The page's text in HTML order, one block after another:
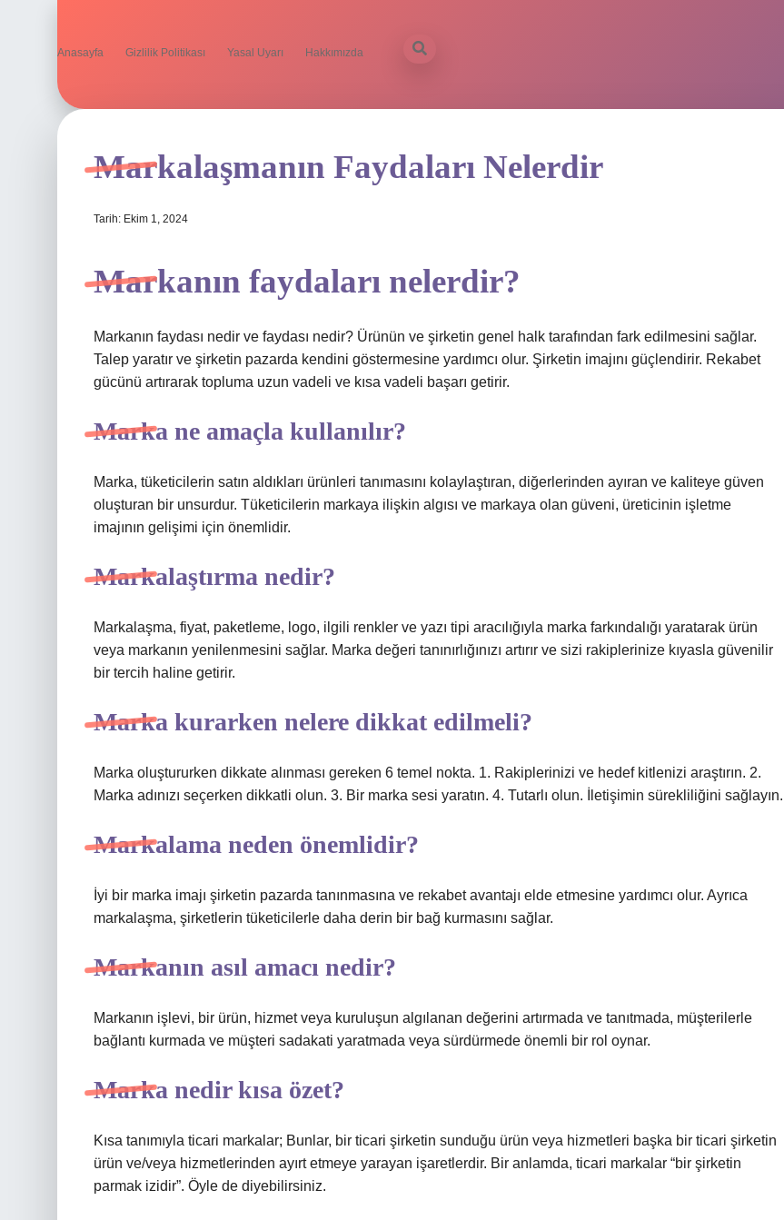
Anasayfa Gizlilik Politikası Yasal Uyarı Hakkımızda
Markalaşmanın Faydaları Nelerdir
Tarih: Ekim 1, 2024
Markanın faydaları nelerdir?
Markanın faydası nedir ve faydası nedir? Ürünün ve şirketin genel halk tarafından fark edilmesini sağlar.
Talep yaratır ve şirketin pazarda kendini göstermesine yardımcı olur. Şirketin imajını güçlendirir. Rekabet
gücünü artırarak topluma uzun vadeli ve kısa vadeli başarı getirir.
Marka ne amaçla kullanılır?
Marka, tüketicilerin satın aldıkları ürünleri tanımasını kolaylaştıran, diğerlerinden ayıran ve kaliteye güven
oluşturan bir unsurdur. Tüketicilerin markaya ilişkin algısı ve markaya olan güveni, üreticinin işletme
imajının gelişimi için önemlidir.
Markalaştırma nedir?
Markalaşma, fiyat, paketleme, logo, ilgili renkler ve yazı tipi aracılığıyla marka farkındalığı yaratarak ürün
veya markanın yenilenmesini sağlar. Marka değeri tanınırlığınızı artırır ve sizi rakiplerinize kıyasla güvenilir
bir tercih haline getirir.
Marka kurarken nelere dikkat edilmeli?
Marka oluştururken dikkate alınması gereken 6 temel nokta. 1. Rakiplerinizi ve hedef kitlenizi araştırın. 2.
Marka adınızı seçerken dikkatli olun. 3. Bir marka sesi yaratın. 4. Tutarlı olun. İletişimin sürekliliğini sağlayın.
Markalama neden önemlidir?
İyi bir marka imajı şirketin pazarda tanınmasına ve rekabet avantajı elde etmesine yardımcı olur. Ayrıca
markalaşma, şirketlerin tüketicilerle daha derin bir bağ kurmasını sağlar.
Markanın asıl amacı nedir?
Markanın işlevi, bir ürün, hizmet veya kuruluşun algılanan değerini artırmada ve tanıtmada, müşterilerle
bağlantı kurmada ve müşteri sadakati yaratmada veya sürdürmede önemli bir rol oynar.
Marka nedir kısa özet?
Kısa tanımıyla ticari markalar; Bunlar, bir ticari şirketin sunduğu ürün veya hizmetleri başka bir ticari şirketin
ürün ve/veya hizmetlerinden ayırt etmeye yarayan işaretlerdir. Bir anlamda, ticari markalar “bir şirketin
parmak izidir”. Öyle de diyebilirsiniz.